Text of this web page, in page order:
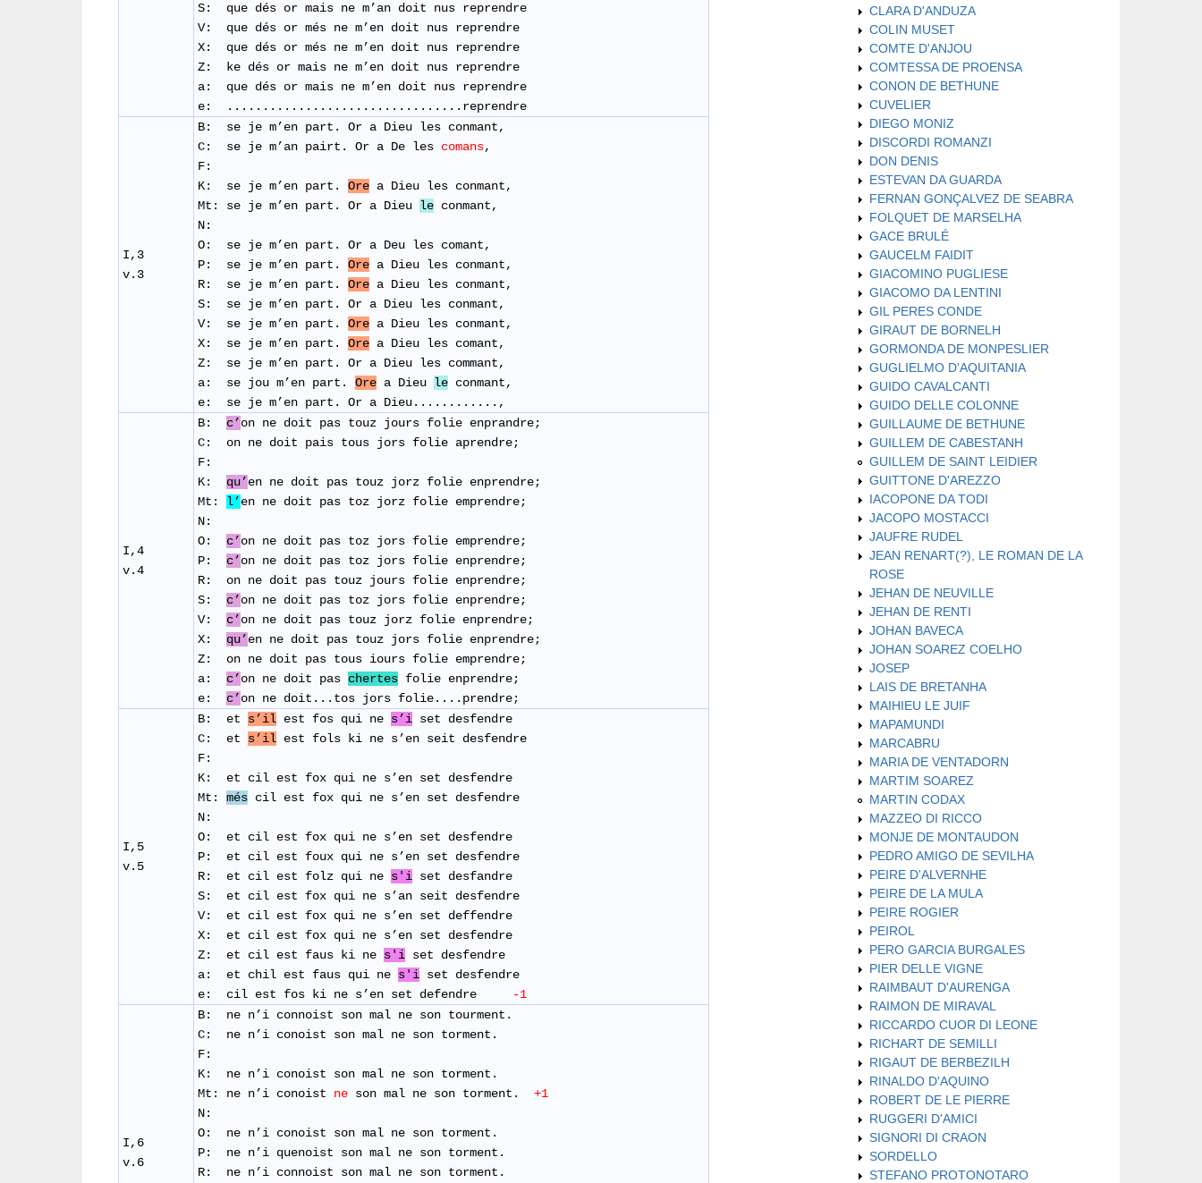
S: que dés or mais ne m’an doit nus reprendre
V: que dés or més ne m’en doit nus reprendre
X: que dés or més ne m’en doit nus reprendre
Z: ke dés or mais ne m’en doit nus reprendre
a: que dés or mais ne m’en doit nus reprendre
e: .................................reprendre
I,3
v.3
B: se je m’en part. Or a Dieu les conmant,
C: se je m’an pairt. Or a De les comans,
F:
K: se je m’en part. Ore a Dieu les conmant,
Mt: se je m’en part. Or a Dieu le conmant,
N:
O: se je m’en part. Or a Deu les comant,
P: se je m’en part. Ore a Dieu les conmant,
R: se je m’en part. Ore a Dieu les conmant,
S: se je m’en part. Or a Dieu les conmant,
V: se je m’en part. Ore a Dieu les conmant,
X: se je m’en part. Ore a Dieu les comant,
Z: se je m’en part. Or a Dieu les commant,
a: se jou m’en part. Ore a Dieu le conmant,
e: se je m’en part. Or a Dieu............,
I,4
v.4
B: c’on ne doit pas touz jours folie enprandre;
C: on ne doit pais tous jors folie aprendre;
F:
K: qu’en ne doit pas touz jorz folie enprendre;
Mt: l’en ne doit pas toz jorz folie emprendre;
N:
O: c’on ne doit pas toz jors folie emprendre;
P: c’on ne doit pas toz jors folie enprendre;
R: on ne doit pas touz jours folie enprendre;
S: c’on ne doit pas toz jors folie enprendre;
V: c’on ne doit pas touz jorz folie enprendre;
X: qu’en ne doit pas touz jors folie enprendre;
Z: on ne doit pas tous iours folie emprendre;
a: c’on ne doit pas chertes folie enprendre;
e: c’on ne doit...tos jors folie....prendre;
I,5
v.5
B: et s’il est fos qui ne s’i set desfendre
C: et s’il est fols ki ne s’en seit desfendre
F:
K: et cil est fox qui ne s’en set desfendre
Mt: més cil est fox qui ne s’en set desfendre
N:
O: et cil est fox qui ne s’en set desfendre
P: et cil est foux qui ne s’en set desfendre
R: et cil est folz qui ne s'i set desfandre
​S: et cil est fox qui ne s’an seit desfendre
V: et cil est fox qui ne s’en set deffendre
​X: et cil est fox qui ne s’en set desfendre
Z: et cil est faus ki ne s'i set desfendre
a: et chil est faus qui ne s'i set desfendre
e: cil est fos ki ne s’en set defendre
-1
I,6
v.6
B: ne n’i connoist son mal ne son tourment.
C: ne n’i conoist son mal ne son torment.
F:
K: ne n’i conoist son mal ne son torment.
Mt: ne n’i conoist ne son mal ne son torment. +1
N:
O: ne n’i conoist son mal ne son torment.
P: ne n’i quenoist son mal ne son torment.
R: ​ ne n’i connoist son mal ne son torment.
CLARA D'ANDUZA
COLIN MUSET
COMTE D'ANJOU
COMTESSA DE PROENSA
CONON DE BETHUNE
CUVELIER
DIEGO MONIZ
DISCORDI ROMANZI
DON DENIS
ESTEVAN DA GUARDA
FERNAN GONÇALVEZ DE SEABRA
FOLQUET DE MARSELHA
GACE BRULÉ
GAUCELM FAIDIT
GIACOMINO PUGLIESE
GIACOMO DA LENTINI
GIL PERES CONDE
GIRAUT DE BORNELH
GORMONDA DE MONPESLIER
GUGLIELMO D'AQUITANIA
GUIDO CAVALCANTI
GUIDO DELLE COLONNE
GUILLAUME DE BETHUNE
GUILLEM DE CABESTANH
GUILLEM DE SAINT LEIDIER
GUITTONE D'AREZZO
IACOPONE DA TODI
JACOPO MOSTACCI
JAUFRE RUDEL
JEAN RENART(?), LE ROMAN DE LA
ROSE
JEHAN DE NEUVILLE
JEHAN DE RENTI
JOHAN BAVECA
JOHAN SOAREZ COELHO
JOSEP
LAIS DE BRETANHA
MAIHIEU LE JUIF
MAPAMUNDI
MARCABRU
MARIA DE VENTADORN
MARTIM SOAREZ
MARTIN CODAX
MAZZEO DI RICCO
MONJE DE MONTAUDON
PEDRO AMIGO DE SEVILHA
PEIRE D'ALVERNHE
PEIRE DE LA MULA
PEIRE ROGIER
PEIROL
PERO GARCIA BURGALES
PIER DELLE VIGNE
RAIMBAUT D'AURENGA
RAIMON DE MIRAVAL
RICCARDO CUOR DI LEONE
RICHART DE SEMILLI
RIGAUT DE BERBEZILH
RINALDO D'AQUINO
ROBERT DE LE PIERRE
RUGGERI D'AMICI
SIGNORI DI CRAON
SORDELLO
STEFANO PROTONOTARO